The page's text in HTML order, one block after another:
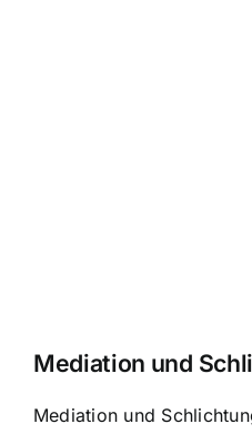
Mediation und
Mediation und